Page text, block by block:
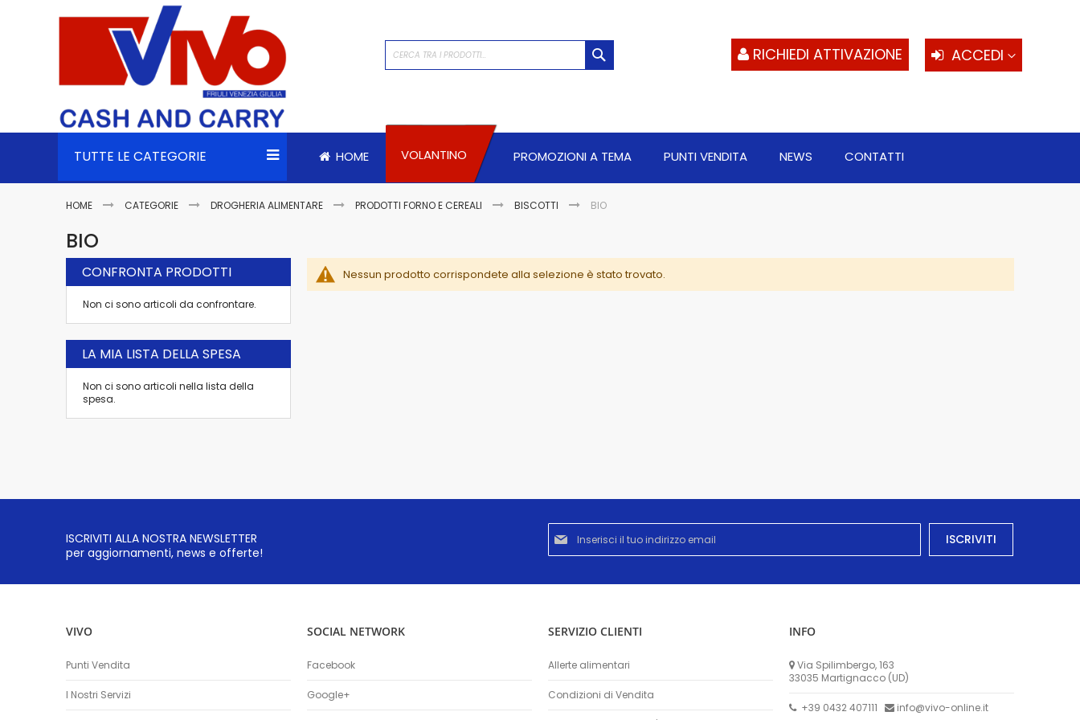
ACCEDI
RICHIEDI ATTIVAZIONE
TUTTE LE CATEGORIE HOME VOLANTINO PROMOZIONI A TEMA PUNTI VENDITA NEWS CONTATTI
HOME CATEGORIE DROGHERIA ALIMENTARE PRODOTTI FORNO E CEREALI BISCOTTI BIO
BIO
Nessun prodotto corrispondete alla selezione è stato trovato.
CONFRONTA PRODOTTI
Non ci sono articoli da confrontare.
LA MIA LISTA DELLA SPESA
Non ci sono articoli nella lista della
spesa.
ISCRIVITI ALLA NOSTRA NEWSLETTER
per aggiornamenti, news e offerte!
Iscriviti
alla
nostra
ISCRIVITI
VIVO
Punti Vendita
I Nostri Servizi
SOCIAL NETWORK
Facebook
Google+
SERVIZIO CLIENTI
Allerte alimentari
Condizioni di Vendita
INFO
Via Spilimbergo, 163
33035 Martignacco (UD)
+39 0432 407111 info@vivo-online.it